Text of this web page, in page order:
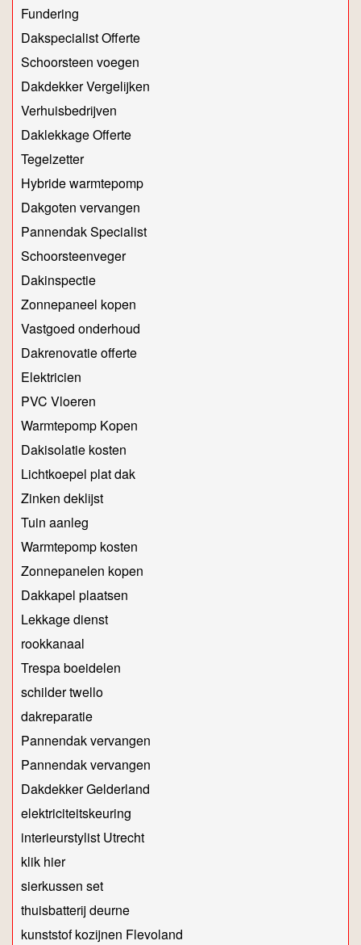
Fundering
Dakspecialist Offerte
Schoorsteen voegen
Dakdekker Vergelijken
Verhuisbedrijven
Daklekkage Offerte
Tegelzetter
Hybride warmtepomp
Dakgoten vervangen
Pannendak Specialist
Schoorsteenveger
Dakinspectie
Zonnepaneel kopen
Vastgoed onderhoud
Dakrenovatie offerte
Elektricien
PVC Vloeren
Warmtepomp Kopen
Dakisolatie kosten
Lichtkoepel plat dak
Zinken deklijst
Tuin aanleg
Warmtepomp kosten
Zonnepanelen kopen
Dakkapel plaatsen
Lekkage dienst
rookkanaal
Trespa boeidelen
schilder twello
dakreparatie
Pannendak vervangen
Pannendak vervangen
Dakdekker Gelderland
elektriciteitskeuring
interieurstylist Utrecht
klik hier
sierkussen set
thuisbatterij deurne
kunststof kozijnen Flevoland